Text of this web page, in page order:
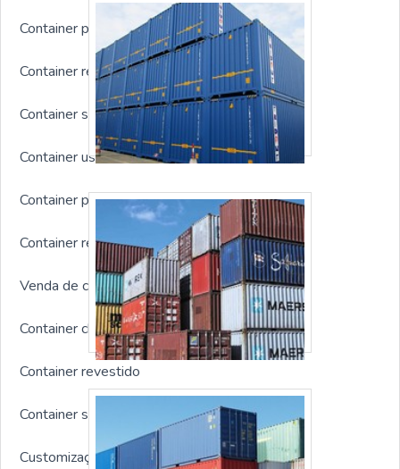
Container para canteiro de obras
Container refrigerado preço
Container sanitário
Container usado à venda
Container para obra preço
Container refrigerado 20 pés
Venda de container usado rj
Container chuveiro
Container revestido
Container sob medida
Customização de container